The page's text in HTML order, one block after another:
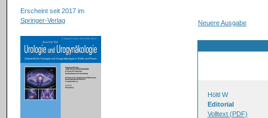
Erscheint seit 2017 im
Springer-Verlag
Neuere Ausgabe
Höltl W
Editorial
Volltext (PDF)